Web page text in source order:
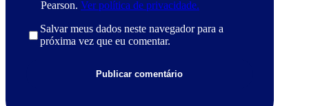
Pearson. Ver política de privacidade.
Salvar meus dados neste navegador para a
próxima vez que eu comentar.